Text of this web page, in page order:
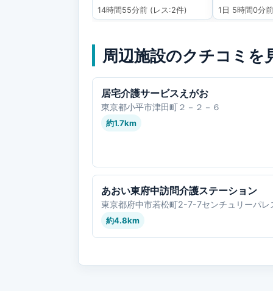
14時間55分前 (レス:2件) 1日 5時間0分前
周辺施設のクチコミを
居宅介護サービスえがお
東京都小平市津田町２－２－６
約1.7km
あおい東府中訪問介護ステーション
東京都府中市若松町2-7-7センチュリーパレ
約4.8km